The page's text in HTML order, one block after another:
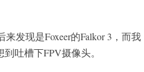
发现是Foxeer的Falkor 3，而我
吐槽下FPV摄像头。